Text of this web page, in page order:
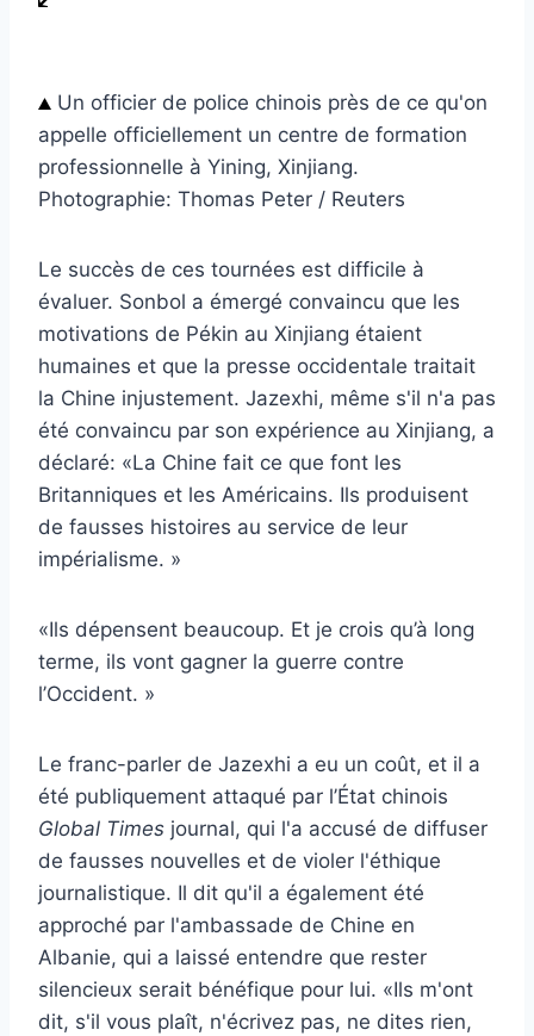
Un officier de police chinois près de ce qu'on
appelle officiellement un centre de formation
professionnelle à Yining, Xinjiang.
Photographie: Thomas Peter / Reuters
Le succès de ces tournées est difficile à
évaluer. Sonbol a émergé convaincu que les
motivations de Pékin au Xinjiang étaient
humaines et que la presse occidentale traitait
la Chine injustement. Jazexhi, même s'il n'a pas
été convaincu par son expérience au Xinjiang, a
déclaré: «La Chine fait ce que font les
Britanniques et les Américains. Ils produisent
de fausses histoires au service de leur
impérialisme. »
«Ils dépensent beaucoup. Et je crois qu’à long
terme, ils vont gagner la guerre contre
l’Occident. »
Le franc-parler de Jazexhi a eu un coût, et il a
été publiquement attaqué par l’État chinois
Global Times journal, qui l'a accusé de diffuser
de fausses nouvelles et de violer l'éthique
journalistique. Il dit qu'il a également été
approché par l'ambassade de Chine en
Albanie, qui a laissé entendre que rester
silencieux serait bénéfique pour lui. «Ils m'ont
dit, s'il vous plaît, n'écrivez pas, ne dites rien,